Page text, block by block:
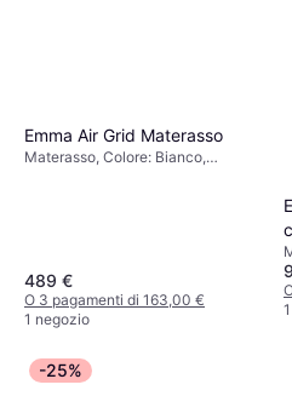
Emma Air Grid Materasso
Materasso, Colore: Bianco,
489 €
O 3 pagamenti di 163,00 €
1 negozio
-25%